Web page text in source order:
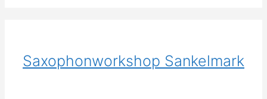
Saxophonworkshop Sankelmark